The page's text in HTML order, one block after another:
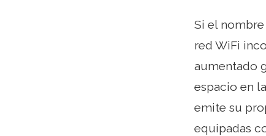
Si el
red WiFi
aumentado
espacio en
emite su
equipadas